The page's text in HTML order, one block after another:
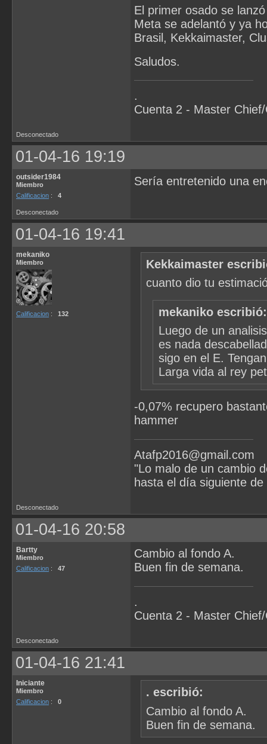
El primer osado se
Meta se adelantó y ya
Brasil, Kekkaimaster,
Saludos.
.
Cuenta 2 - Master
Desconectado
01-04-16 19:19
outsider1984
Miembro
Calificacion : 4
Sería entretenido una
Desconectado
01-04-16 19:41
mekaniko
Miembro
Calificacion : 132
Kekkaimaster
cuanto dio tu
mekaniko escribió:
Luego de un
es nada
sigo en el E.
Larga vida al rey
-0,07% recupero
hammer
Atafp2016@gmail.com
"Lo malo de un cambio
hasta el día siguiente
Desconectado
01-04-16 20:58
Bartty
Miembro
Calificacion : 47
Cambio al fondo A.
Buen fin de semana.
.
Cuenta 2 - Master
Desconectado
01-04-16 21:41
Iniciante
Miembro
Calificacion : 0
. escribió:
Cambio al fondo A.
Buen fin de semana.